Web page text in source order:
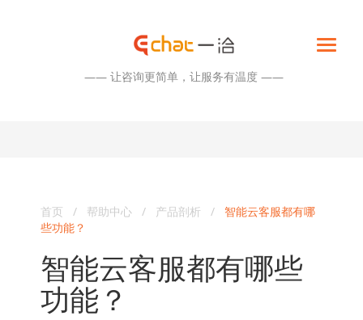
—— 让咨询更简单，让服务有温度 ——
首页 / 帮助中心 / 产品剖析 / 智能云客服都有哪
些功能？
智能云客服都有哪些
功能？